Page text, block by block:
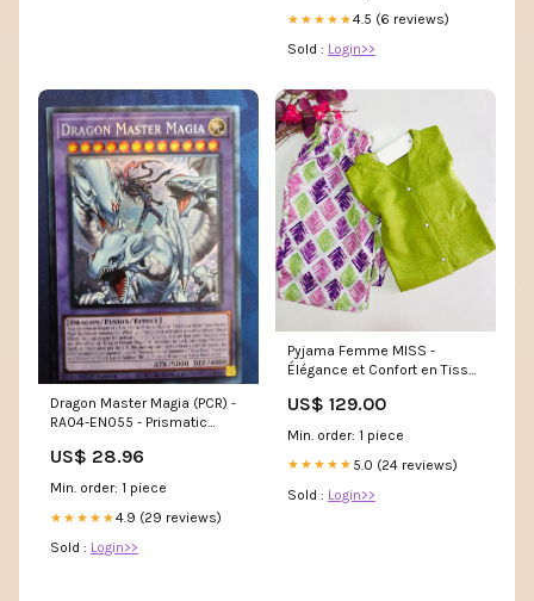
★★★★★4.5 (6 reviews)
Sold : Login>>
Dragon Master Magia (PCR) -
RA04-EN055 - Prismatic
Century Stampede
US$ 28.96
Min. order: 1 piece
★★★★★4.9 (29 reviews)
Sold : Login>>
Pyjama Femme MISS -
Élégance et Confort en Tissu
US$ 129.00
Min. order: 1 piece
★★★★★ 5.0 (24 reviews)
Sold : Login>>